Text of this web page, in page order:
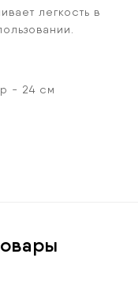
легкость в
- 24 см